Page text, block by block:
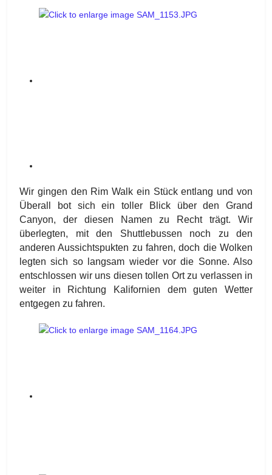
Wir gingen den Rim Walk ein Stück entlang und von
Überall bot sich ein toller Blick über den Grand
Canyon, der diesen Namen zu Recht trägt. Wir
überlegten, mit den Shuttlebussen noch zu den
anderen Aussichtspukten zu fahren, doch die Wolken
legten sich so langsam wieder vor die Sonne. Also
entschlossen wir uns diesen tollen Ort zu verlassen in
weiter in Richtung Kalifornien dem guten Wetter
entgegen zu fahren.